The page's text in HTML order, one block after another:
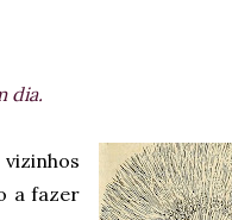
dia.
a fazer